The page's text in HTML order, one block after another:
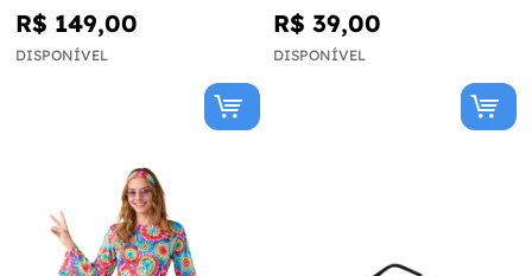
R$ 149,00
DISPONÍVEL
R$ 39,00
DISPONÍVEL